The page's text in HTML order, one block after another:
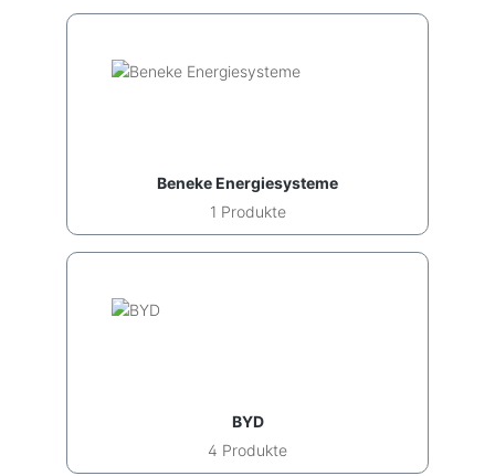
Beneke Energiesysteme
1 Produkte
BYD
4 Produkte